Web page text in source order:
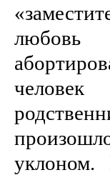
любовь
уклоном.